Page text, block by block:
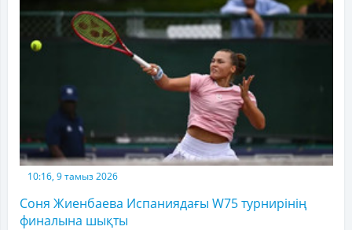
10:16, 9 тамыз 2026
Соня Жиенбаева Испаниядағы W75 турнирінің
финалына шықты